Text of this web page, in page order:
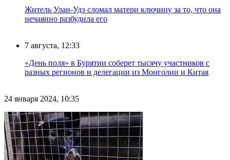
Житель Улан-Удэ сломал матери ключицу за то, что она
нечаянно разбудила его
7 августа, 12:33
«День поля» в Бурятии соберет тысячу участников с
разных регионов и делегации из Монголии и Китая
24 января 2024, 10:35